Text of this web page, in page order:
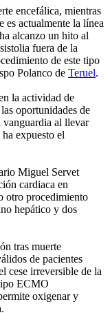
encefálica, mientras
es actualmente la línea
alcanzo un hito al
fuera de la
de este tipo
Polanco de Teruel.
la actividad de
oportunidades de
vanguardia al llevar
expuesto el
Miguel Servet
cardiaca en
otro procedimiento
hepático y dos
tras muerte
de pacientes
cese irreversible de la
ECMO
oxigenar y